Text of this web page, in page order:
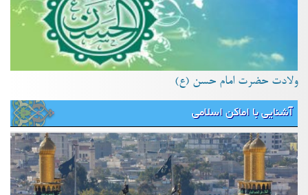
ولادت حضرت امام حسن (ع)
آشنایی با اماکن اسلامی